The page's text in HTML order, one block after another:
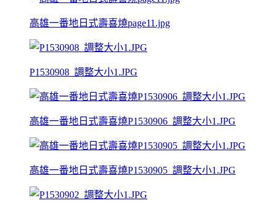
高雄一番地日式壽喜燒page11.jpg
P1530908_調整大小1.JPG
高雄一番地日式壽喜燒P1530906_調整大小1.JPG
高雄一番地日式壽喜燒P1530905_調整大小1.JPG